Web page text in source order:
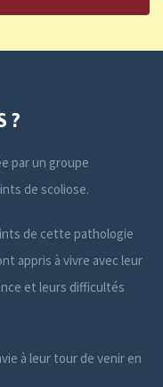
?
par un groupe
de scoliose.
de cette pathologie
appris à vivre avec leur
et leurs difficultés
à leur tour de venir en